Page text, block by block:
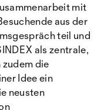
mit
aus der
teil und
als zentrale,
die
Idee ein
neusten